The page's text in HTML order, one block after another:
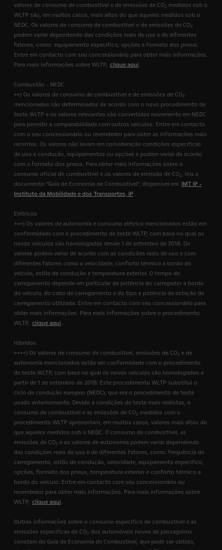
valores de consumo de combustível e de emissões de CO2 medidos sob o
WLTP são, em muitos casos, mais altos do que aqueles medidos sob o
NEDC. Os valores de consumo de combustível e de emissões de CO2
podem variar dependendo das condições reais de uso e de diferentes
fatores, como: equipamento específico, opções e formato dos pneus.
Entre em contacto com seu concessionário para obter mais informações.
Para mais informações sobre WLTP, clique aqui .
Combustão - NEDC
++) Os valores de consumo de combustível e de emissões de CO2
mencionados são determinados de acordo com o novo procedimento de
teste WLTP e os valores relevantes são convertidos novamente em NEDC
para permitir a comparabilidade com outros veículos. Entre em contacto
com o seu concessionário ou revendedor para obter as informações mais
recentes. Os valores não levam em consideração condições específicas
de uso e condução, equipamentos ou opções e podem variar de acordo
com o formato dos pneus. Para obter mais informações sobre o
consumo oficial de combustível e os valores de emissão de CO2, leia o
documento "Guia de Economia de Combustível", disponível em IMT IP -
Instituto da Mobilidade e dos Transportes, IP .
Elétricos
+++) Os valores de autonomia e consumo elétrico mencionados estão em
conformidade com o procedimento de teste WLTP, com base no qual os
novos veículos são homologados desde 1 de setembro de 2018. Os
valores podem variar de acordo com as condições reais de uso e com
diferentes fatores como a velocidade, conforto térmico a bordo do
veículo, estilo de condução e temperatura exterior. O tempo de
carregamento depende em particular da potência do carregador a bordo
do veículo, do cabo de carregamento e do tipo e potência da estação de
carregamento utilizada. Entre em contacto com seu concessionário para
obter mais informações. Para mais informações sobre o procedimento
WLTP, clique aqui .
Híbridos
++++) Os valores de consumo de combustível, emissões de CO2 e de
autonomia mencionados estão em conformidade com o procedimento
de teste WLTP, com base no qual os novos veículos são homologados a
partir de 1 de setembro de 2018. Este procedimento WLTP substitui o
ciclo de condução europeu (NEDC), que era o procedimento de teste
usado anteriormente. Devido a condições de teste mais realistas, o
consumo de combustível e as emissões de CO2 medidos com o
procedimento WLTP apresentam, em muitos casos, valores mais altos do
que aqueles medidos sob o NEDC. O consumo de combustível, as
emissões de CO2 e os valores de autonomia podem variar dependendo
das condições reais de uso e de diferentes fatores, como: frequência de
carregamento, estilo de condução, velocidade, equipamento específico,
opções, formato dos pneus, temperatura exterior e conforto térmico a
bordo do veículo. Entre em contacto com seu concessionário ou
revendedor para obter mais informações. Para mais informações sobre
WLTP, clique aqui .
Outras informações sobre o consumo específico de combustível e as
emissões específicas de CO2 dos automóveis novos de passageiros
constam do Guia de Economia de Combustível, que pode ser obtido,